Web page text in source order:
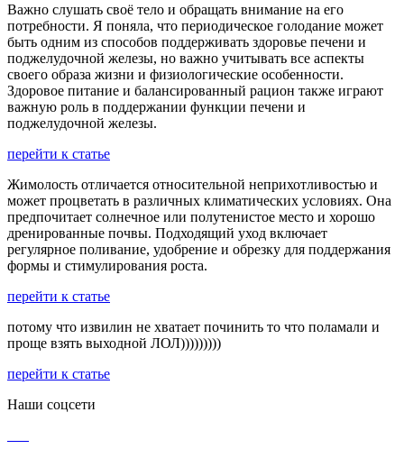
Важно слушать своё тело и обращать внимание на его
потребности. Я поняла, что периодическое голодание может
быть одним из способов поддерживать здоровье печени и
поджелудочной железы, но важно учитывать все аспекты
своего образа жизни и физиологические особенности.
Здоровое питание и балансированный рацион также играют
важную роль в поддержании функции печени и
поджелудочной железы.
перейти к статье
Жимолость отличается относительной неприхотливостью и
может процветать в различных климатических условиях. Она
предпочитает солнечное или полутенистое место и хорошо
дренированные почвы. Подходящий уход включает
регулярное поливание, удобрение и обрезку для поддержания
формы и стимулирования роста.
перейти к статье
потому что извилин не хватает починить то что поламали и
проще взять выходной ЛОЛ)))))))))
перейти к статье
Наши соцсети